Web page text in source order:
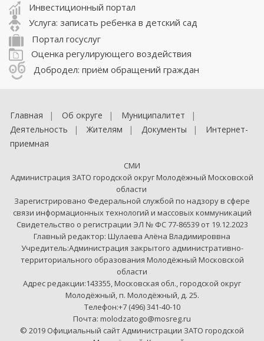
Инвестиционный портал
Услуга: записать ребенка в детский сад
Портал госуслуг
Оценка регулирующего воздействия
Добродел: приём обращений граждан
Главная Об округе
Муниципалитет
Деятельность
Жителям Документы
Интернет-
приемная
СМИ
Администрация ЗАТО городской округ Молодёжный Московской
области
Зарегистрировано Федеральной службой по надзору в сфере
связи информационных технологий и массовых коммуникаций
Свидетельство о регистрации ЭЛ № ФС 77-86539 от 19.12.2023
Главный редактор: Шулаева Алёна Владимироввна
Учредитель:Администрация закрытого административно-
территориального образования Молодёжный Московской
области
Адрес редакции:143355, Московская обл., городской округ
Молодёжный, п. Молодёжный, д. 25.
Телефон:+7 (496) 341-40-10
Почта: molodzatogo@mosreg.ru
© 2019 Официальный сайт Администрации ЗАТО городской